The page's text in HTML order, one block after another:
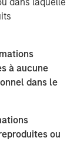
à aucune
dans le
ou
consumer
have lower
(ARPU)
Fusion further
cloud strategy.
over a
increasingly